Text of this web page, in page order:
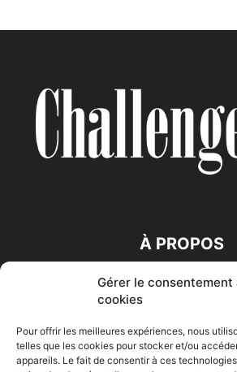
Gérer le consentement
cookies
Pour offrir les meilleures expériences, nous
telles que les cookies pour stocker et/ou
appareils. Le fait de consentir à ces
À PROPOS
SUIVEZ NOUS